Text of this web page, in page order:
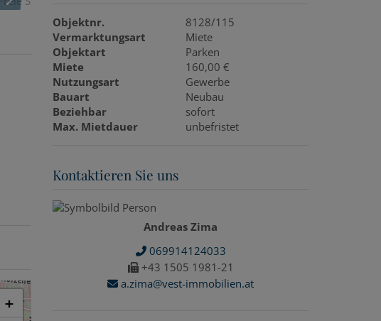
+
Objektnr.
8128/115
Vermarktungsart
Miete
Objektart
Parken
Miete
160,00 €
Nutzungsart
Gewerbe
Bauart
Neubau
Beziehbar
sofort
Max. Mietdauer
unbefristet
Kontaktieren Sie uns
Andreas Zima
069914124033
+43 1505 1981-21
a.zima@vest-immobilien.at